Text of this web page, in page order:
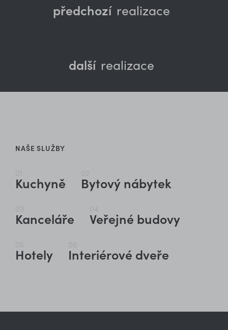
předchozí realizace
další realizace
NAŠE SLUŽBY
01
Kuchyně
02
Bytový nábytek
03
Kanceláře
04
Veřejné budovy
05
Hotely
06
Interiérové dveře